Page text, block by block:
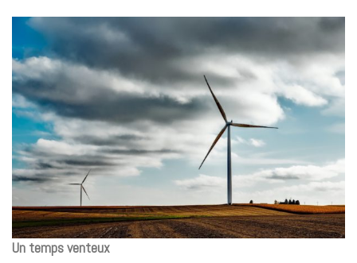
Un temps venteux